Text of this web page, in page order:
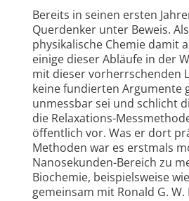
Bereits in seinen ersten
Querdenker unter Beweis.
physikalische Chemie damit
einige dieser Abläufe in der
mit dieser vorherrschenden
keine fundierten Argumente
unmessbar sei und schlicht
die Relaxations-
öffentlich vor. Was er dort
Methoden war es erstmals
Nanosekunden-Bereich zu
Biochemie, beispielsweise
gemeinsam mit Ronald G.